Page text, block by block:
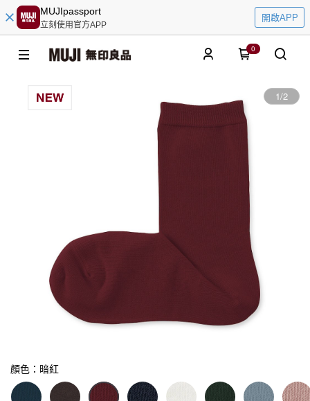
MUJIpassport
立刻使用官方APP
開啟APP
0
1/2
顏色：暗紅